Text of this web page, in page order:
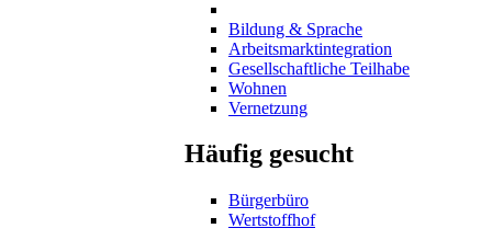
Bildung & Sprache
Arbeitsmarktintegration
Gesellschaftliche Teilhabe
Wohnen
Vernetzung
Häufig gesucht
Bürgerbüro
Wertstoffhof